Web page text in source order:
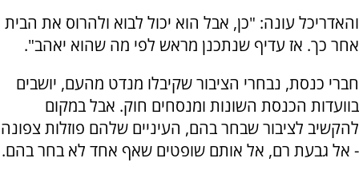
והאדריכל עונה: "כן, אבל הוא יכול לבוא ולהרוס את הבית
אחר כך. אז עדיף שנתכנן מראש לפי מה שהוא יאהב".
חברי כנסת, נבחרי הציבור שקיבלו מנדט מהעם, יושבים
בוועדות הכנסת השונות ומנסחים חוק. אבל במקום
להקשיב לציבור שבחר בהם, העיניים שלהם פוזלות צפונה
- אל גבעת רם, אל אותם שופטים שאף אחד לא בחר בהם.